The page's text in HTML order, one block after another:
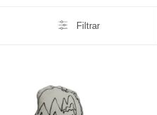
Filtrar